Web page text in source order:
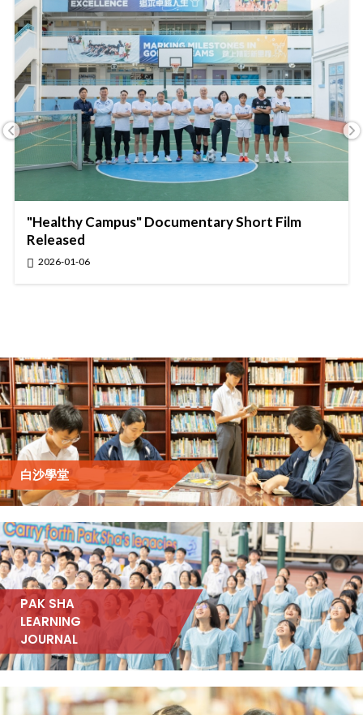
"Healthy Campus" Documentary Short Film
Released
2026-01-06
白沙學堂
PAK SHA
LEARNING
JOURNAL